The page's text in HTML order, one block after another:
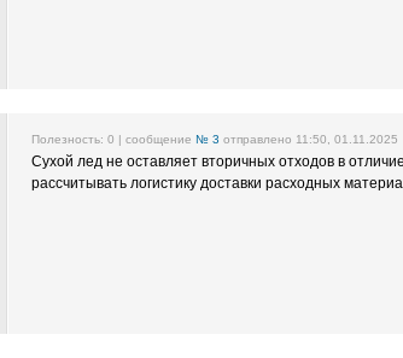
Полезность: 0 | сообщение № 3 отправлено 11:50, 01.11.2025
Сухой лед не оставляет вторичных отходов в
рассчитывать логистику доставки расходных